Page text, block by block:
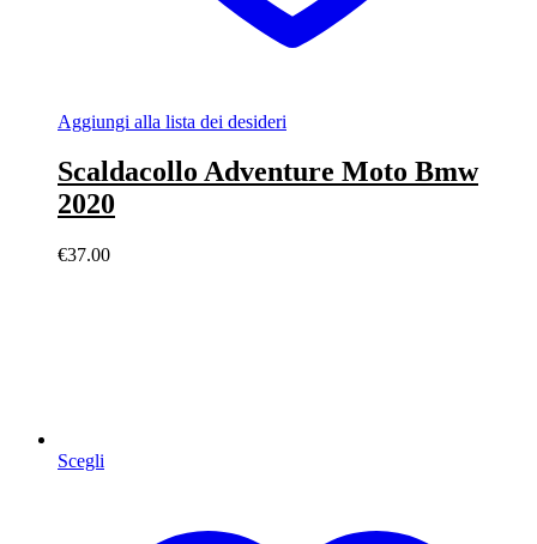
Aggiungi alla lista dei desideri
Scaldacollo Adventure Moto Bmw
2020
€37.00
Scegli